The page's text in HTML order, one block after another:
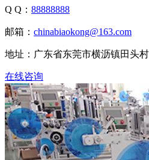
Q Q： 88888888
邮箱： chinabiaokong@163.com
地址：广东省东莞市横沥镇田头
在线咨询